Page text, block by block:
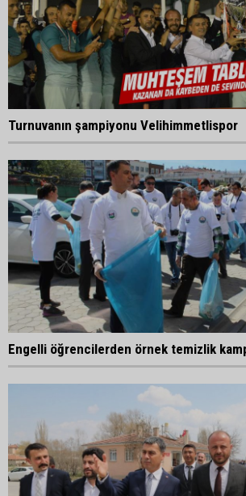
Turnuvanın şampiyonu Velihimmetlispor
Engelli öğrencilerden örnek temizlik